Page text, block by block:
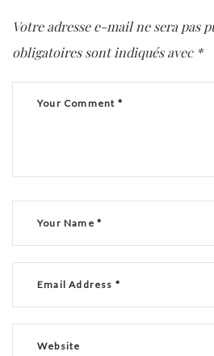
Votre adresse e-mail ne sera pas
obligatoires sont indiqués avec *